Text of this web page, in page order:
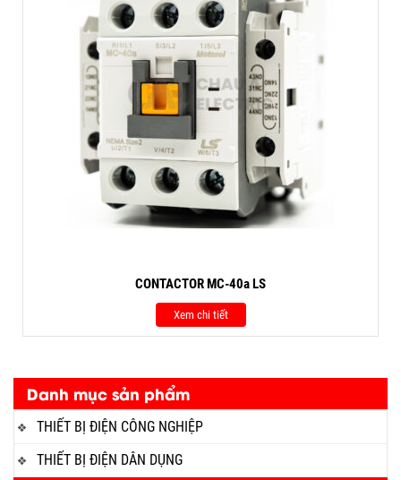
Danh mục sản phẩm
THIẾT BỊ ĐIỆN CÔNG NGHIỆP
THIẾT BỊ ĐIỆN DÂN DỤNG
CONTACTOR MC-40a LS
Xem chi tiết